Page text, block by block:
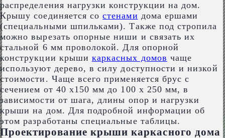
распределения нагрузки конструкции на дом.
Крышу соединяется состенами дома ершами
(специальными шпильками). Также под стропила
можно вырезать опорные ниши и связать их
стальной 6 мм проволокой. Для опорной
конструкции крышикаркасных домов чаще
используют дерево, в силу доступности и низкой
стоимости. Чаще всего применяется брус с
сечением от 40 х150 мм до 100 х 250 мм, в
зависимости от шага, длины опор и нагрузки
крыши на дом. Для подробной информации об
этом разработаны специальные таблицы.
Проектирование крыши каркасного дома